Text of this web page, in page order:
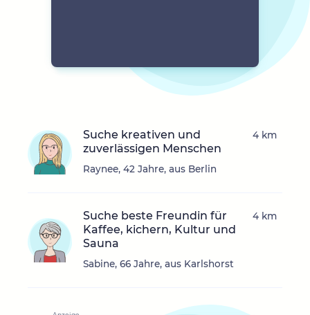
Suche kreativen und
zuverlässigen Menschen
Raynee, 42 Jahre, aus Berlin
4 km
Suche beste Freundin für
Kaffee, kichern, Kultur und
Sauna
Sabine, 66 Jahre, aus Karlshorst
4 km